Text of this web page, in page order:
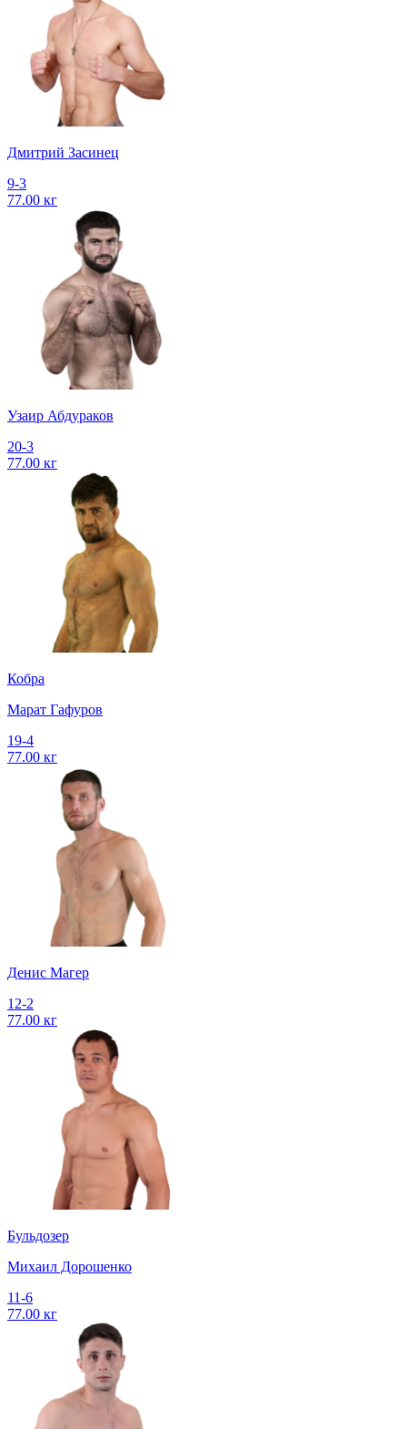
Дмитрий Засинец
9-3
77.00 кг
Узаир Абдураков
20-3
77.00 кг
Кобра
Марат Гафуров
19-4
77.00 кг
Денис Магер
12-2
77.00 кг
Бульдозер
Михаил Дорошенко
11-6
77.00 кг